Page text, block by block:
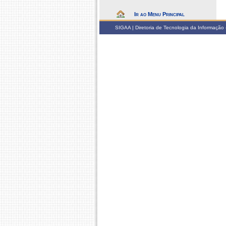
Ir ao Menu Principal
SIGAA | Diretoria de Tecnologia da